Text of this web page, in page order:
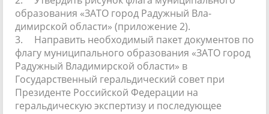
образования «ЗАТО город Радужный Вла-
димирской области» (приложение 2).
3.
Направить необходимый пакет документов по
флагу муниципального образования «ЗАТО город
Радужный Владимирской области» в
Государственный геральдический совет при
Президенте Российской Федерации на
геральдическую экспертизу и последующее